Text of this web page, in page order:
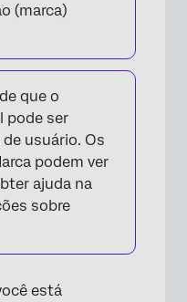
×
(marca)
que o
pode ser
usuário. Os
podem ver
ajuda na
sobre
está